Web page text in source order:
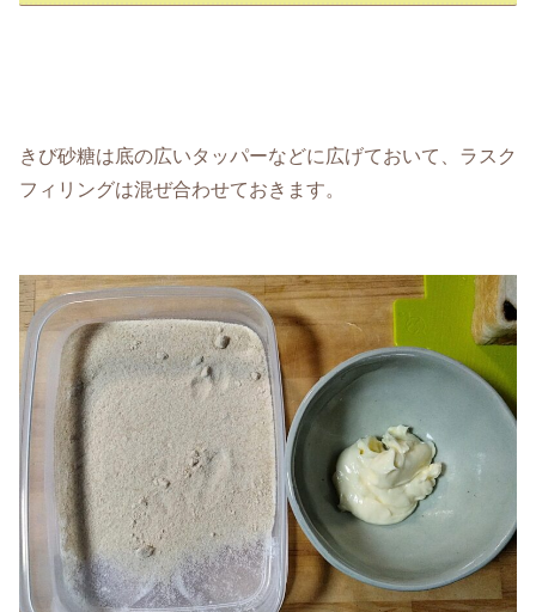
きび砂糖は底の広いタッパーなどに広げておいて、ラスク
フィリングは混ぜ合わせておきます。